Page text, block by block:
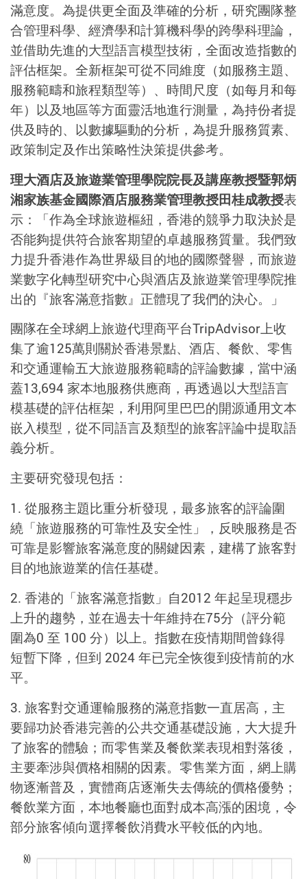
滿意度。為提供更全面及準確的分析，研究團隊整
合管理科學、經濟學和計算機科學的跨學科理論，
並借助先進的大型語言模型技術，全面改造指數的
評估框架。全新框架可從不同維度（如服務主題、
服務範疇和旅程類型等）、時間尺度（如每月和每
年）以及地區等方面靈活地進行測量，為持份者提
供及時的、以數據驅動的分析，為提升服務質素、
政策制定及作出策略性決策提供參考。
理大酒店及旅遊業管理學院院長及講座教授暨郭炳
湘家族基金國際酒店服務業管理教授田桂成教授表
示：「作為全球旅遊樞紐，香港的競爭力取決於是
否能夠提供符合旅客期望的卓越服務質量。我們致
力提升香港作為世界級目的地的國際聲譽，而旅遊
業數字化轉型研究中心與酒店及旅遊業管理學院推
出的『旅客滿意指數』正體現了我們的決心。」
團隊在全球網上旅遊代理商平台TripAdvisor上收
集了逾125萬則關於香港景點、酒店、餐飲、零售
和交通運輸五大旅遊服務範疇的評論數據，當中涵
蓋13,694 家本地服務供應商，再透過以大型語言
模基礎的評估框架，利用阿里巴巴的開源通用文本
嵌入模型，從不同語言及類型的旅客評論中提取語
義分析。
主要研究發現包括：
1. 從服務主題比重分析發現，最多旅客的評論圍
繞「旅遊服務的可靠性及安全性」，反映服務是否
可靠是影響旅客滿意度的關鍵因素，建構了旅客對
目的地旅遊業的信任基礎。
2. 香港的「旅客滿意指數」自2012 年起呈現穩步
上升的趨勢，並在過去十年維持在75分（評分範
圍為0 至 100 分）以上。指數在疫情期間曾錄得
短暫下降，但到 2024 年已完全恢復到疫情前的水
平。
3. 旅客對交通運輸服務的滿意指數一直居高，主
要歸功於香港完善的公共交通基礎設施，大大提升
了旅客的體驗；而零售業及餐飲業表現相對落後，
主要牽涉與價格相關的因素。零售業方面，網上購
物逐漸普及，實體商店逐漸失去傳統的價格優勢；
餐飲業方面，本地餐廳也面對成本高漲的困境，令
部分旅客傾向選擇餐飲消費水平較低的內地。